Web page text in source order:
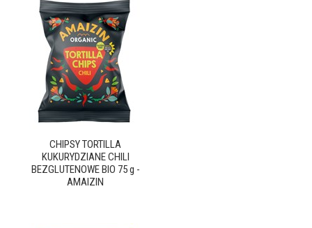
CHIPSY TORTILLA
KUKURYDZIANE CHILI
BEZGLUTENOWE BIO 75 g -
AMAIZIN